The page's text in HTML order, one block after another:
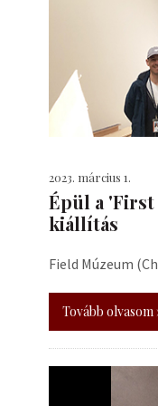
2023. március 1.
Épül a
kiállítás
Field Múzeum
Tovább olvasom